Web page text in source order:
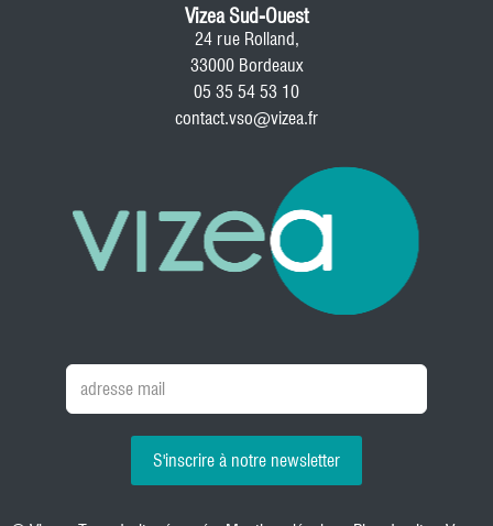
Vizea Sud-Ouest
24 rue Rolland,
33000 Bordeaux
05 35 54 53 10
contact.vso@vizea.fr
S'inscrire à notre newsletter